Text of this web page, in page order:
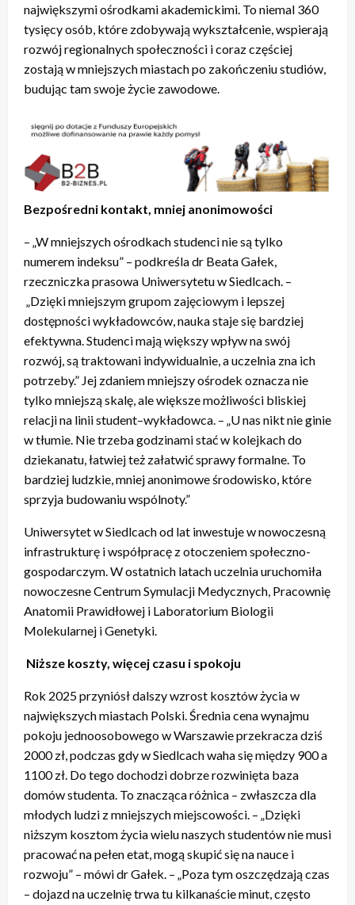
największymi ośrodkami akademickimi. To niemal 360
tysięcy osób, które zdobywają wykształcenie, wspierają
rozwój regionalnych społeczności i coraz częściej
zostają w mniejszych miastach po zakończeniu studiów,
budując tam swoje życie zawodowe.
Bezpośredni kontakt, mniej anonimowości
– „W mniejszych ośrodkach studenci nie są tylko
numerem indeksu” – podkreśla dr Beata Gałek,
rzeczniczka prasowa Uniwersytetu w Siedlcach. –
„Dzięki mniejszym grupom zajęciowym i lepszej
dostępności wykładowców, nauka staje się bardziej
efektywna. Studenci mają większy wpływ na swój
rozwój, są traktowani indywidualnie, a uczelnia zna ich
potrzeby.” Jej zdaniem mniejszy ośrodek oznacza nie
tylko mniejszą skalę, ale większe możliwości bliskiej
relacji na linii student–wykładowca. – „U nas nikt nie ginie
w tłumie. Nie trzeba godzinami stać w kolejkach do
dziekanatu, łatwiej też załatwić sprawy formalne. To
bardziej ludzkie, mniej anonimowe środowisko, które
sprzyja budowaniu wspólnoty.”
Uniwersytet w Siedlcach od lat inwestuje w nowoczesną
infrastrukturę i współpracę z otoczeniem społeczno-
gospodarczym. W ostatnich latach uczelnia uruchomiła
nowoczesne Centrum Symulacji Medycznych, Pracownię
Anatomii Prawidłowej i Laboratorium Biologii
Molekularnej i Genetyki.
Niższe koszty, więcej czasu i spokoju
Rok 2025 przyniósł dalszy wzrost kosztów życia w
największych miastach Polski. Średnia cena wynajmu
pokoju jednoosobowego w Warszawie przekracza dziś
2000 zł, podczas gdy w Siedlcach waha się między 900 a
1100 zł. Do tego dochodzi dobrze rozwinięta baza
domów studenta. To znacząca różnica – zwłaszcza dla
młodych ludzi z mniejszych miejscowości. – „Dzięki
niższym kosztom życia wielu naszych studentów nie musi
pracować na pełen etat, mogą skupić się na nauce i
rozwoju” – mówi dr Gałek. – „Poza tym oszczędzają czas
– dojazd na uczelnię trwa tu kilkanaście minut, często